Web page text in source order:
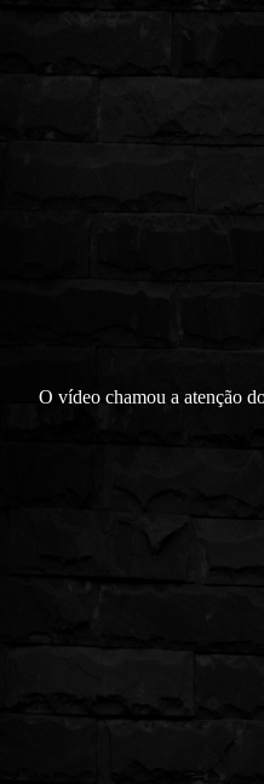
O vídeo chamou a atenção